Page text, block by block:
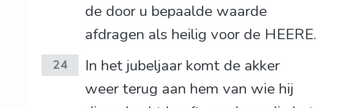
de door u bepaalde waarde
afdragen als heilig voor de HEERE.
24
In het jubeljaar komt de akker
weer terug aan hem van wie hij